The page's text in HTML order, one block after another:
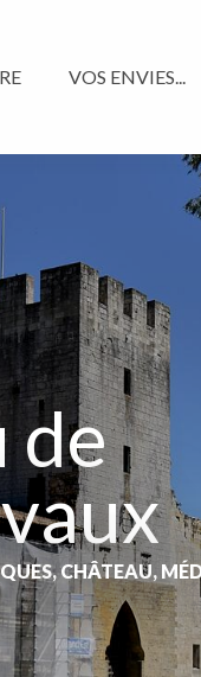
VOS ENVIES...
de
CHÂTEAU,